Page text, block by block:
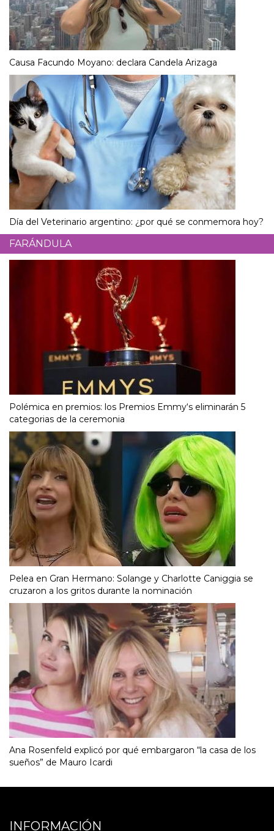
Causa Facundo Moyano: declara Candela Arizaga
Día del Veterinario argentino: ¿por qué se conmemora hoy?
FARÁNDULA
Polémica en premios: los Premios Emmy‘s eliminarán 5
categorias de la ceremonia
Pelea en Gran Hermano: Solange y Charlotte Caniggia se
cruzaron a los gritos durante la nominación
Ana Rosenfeld explicó por qué embargaron “la casa de los
sueños” de Mauro Icardi
INFORMACIÓN